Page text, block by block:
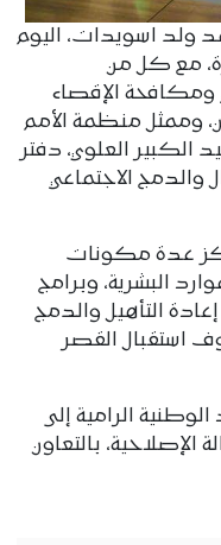
ولد اسويدات، اليوم
مع كل من
ومكافحة الإقصاء
وممثل منظمة الأمم
الكبير العلوي، دفتر
والدمج الاجتماعي
عدة مكونات
البشرية، وبرامج
التأهيل والدمج
استقبال القصر
الرامية إلى
الإصلاحية، بالتعاون